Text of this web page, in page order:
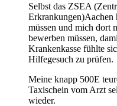
Selbst das ZSEA
Erkrankungen)Aachen
müssen und mich dort
bewerben müssen,
Krankenkasse fühlte
Hilfegesuch zu prüfen.
Meine knapp 500E
Taxischein vom Arzt
wieder.